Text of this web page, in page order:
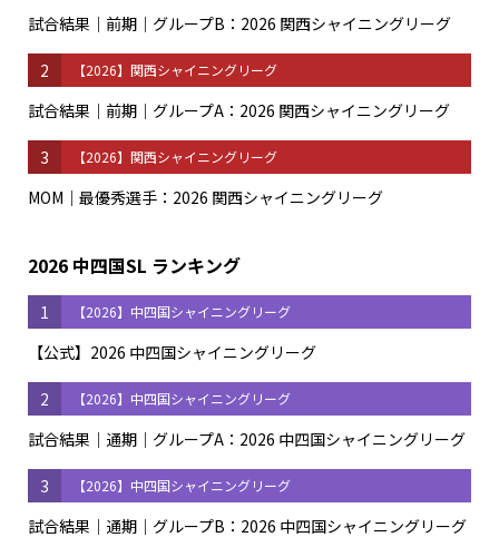
試合結果｜前期｜グループB：2026 関西シャイニングリーグ
2 【2026】関西シャイニングリーグ
試合結果｜前期｜グループA：2026 関西シャイニングリーグ
3 【2026】関西シャイニングリーグ
MOM｜最優秀選手：2026 関西シャイニングリーグ
2026 中四国SL ランキング
1 【2026】中四国シャイニングリーグ
【公式】2026 中四国シャイニングリーグ
2 【2026】中四国シャイニングリーグ
試合結果｜通期｜グループA：2026 中四国シャイニングリーグ
3 【2026】中四国シャイニングリーグ
試合結果｜通期｜グループB：2026 中四国シャイニングリーグ